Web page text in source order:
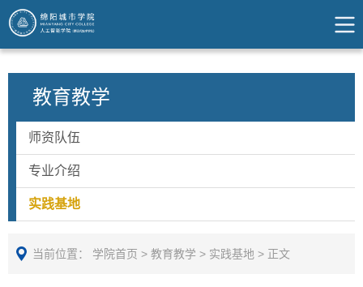
教育教学
师资队伍
专业介绍
实践基地
当前位置： 学院首页 > 教育教学 > 实践基地 > 正文